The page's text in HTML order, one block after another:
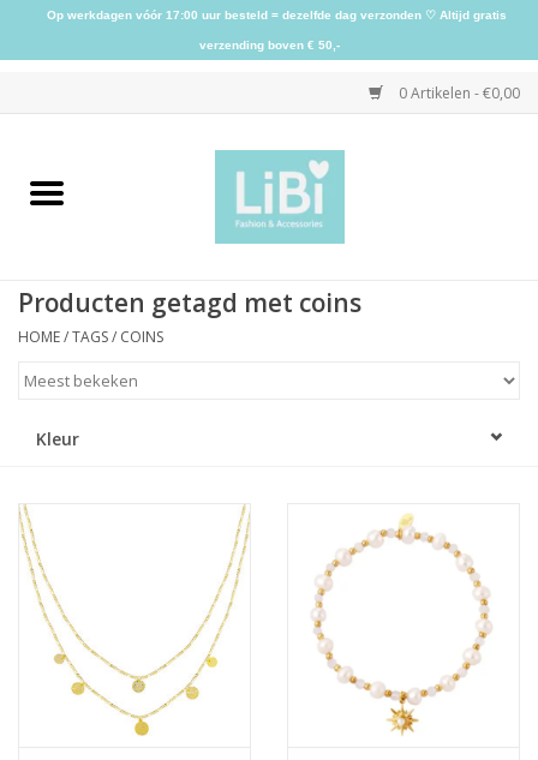
0 Artikelen - €0,00
Home
Schoenen
Accessoires
Home deco
SALE
Producten getagd met coins
HOME/TAGS/ COINS
Kleur
Op werkdagen vóór 17:00 uur besteld = dezelfde dag verzonden ♡ Altijd gratis
verzending boven € 50,-